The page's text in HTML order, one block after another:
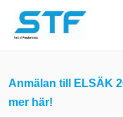
Du måste vara
Anmälan till ELSÄK
mer här!